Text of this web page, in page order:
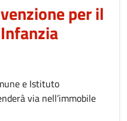
per il
e Istituto
via nell’immobile